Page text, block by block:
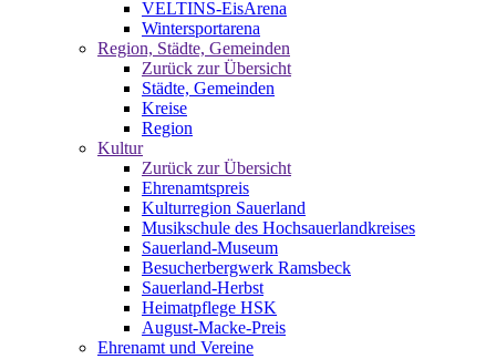
VELTINS-EisArena
Wintersportarena
Region, Städte, Gemeinden
Zurück zur Übersicht
Städte, Gemeinden
Kreise
Region
Kultur
Zurück zur Übersicht
Ehrenamtspreis
Kulturregion Sauerland
Musikschule des Hochsauerlandkreises
Sauerland-Museum
Besucherbergwerk Ramsbeck
Sauerland-Herbst
Heimatpflege HSK
August-Macke-Preis
Ehrenamt und Vereine